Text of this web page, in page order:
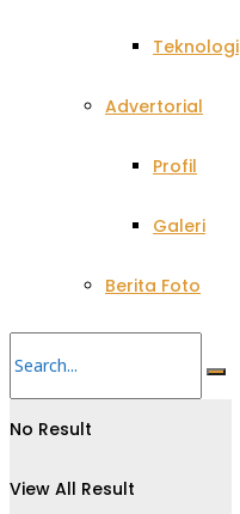
Teknologi
Advertorial
Profil
Galeri
Berita Foto
No Result
View All Result